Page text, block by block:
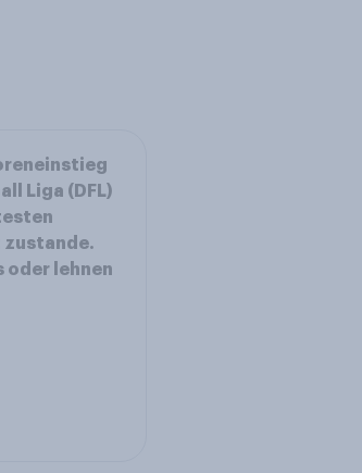
Liga (DFL)
zustande.
oder lehnen